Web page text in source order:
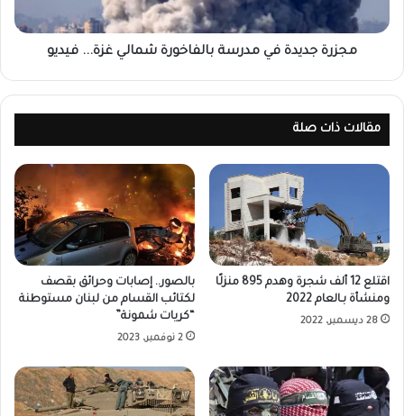
مجزرة جديدة في مدرسة بالفاخورة شمالي غزة... فيديو
مقالات ذات صلة
اقتلع 12 ألف شجرة وهدم 895 منزلًا
ومنشأة بـالعام 2022
28 ديسمبر، 2022
بالصور.. إصابات وحرائق بقصف
لكتائب القسام من لبنان مستوطنة
“كريات شمونة”
2 نوفمبر، 2023